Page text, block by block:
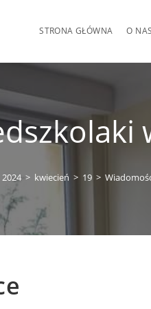
STRONA GŁÓWNA O NAS
2024 > kwiecień > 19 >